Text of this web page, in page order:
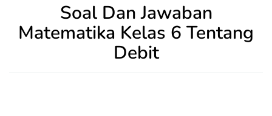
Soal Dan Jawaban
Matematika Kelas 6 Tentang
Debit